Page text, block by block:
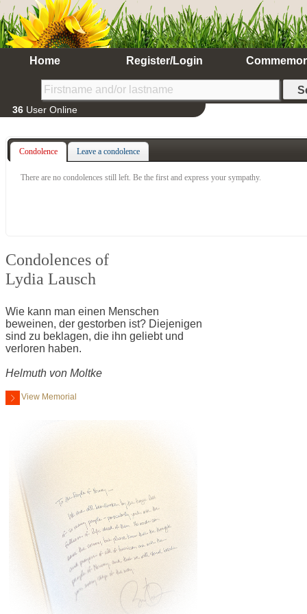
Home Register/Login
36 User Online
Condolence Leave a condolence
There are no condolences still left. Be the first and express your sympathy.
Condolences of
Lydia Lausch
Wie kann man einen Menschen
beweinen, der gestorben ist? Diejenigen
sind zu beklagen, die ihn geliebt und
verloren haben.
Helmuth von Moltke
View Memorial